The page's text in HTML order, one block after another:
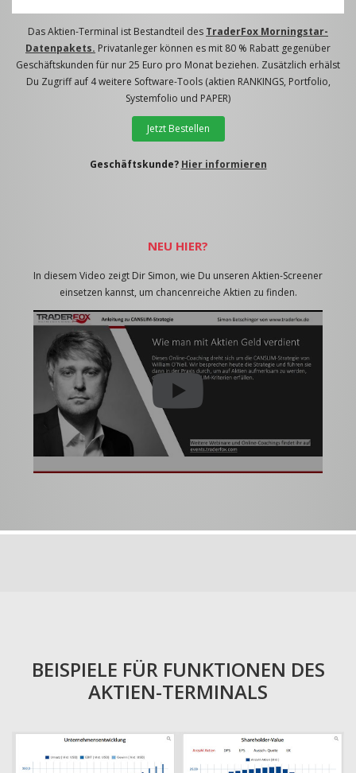
Das Aktien-Terminal ist Bestandteil des TraderFox Morningstar-
Datenpakets. Privatanleger können es mit 80 % Rabatt gegenüber
Geschäftskunden für nur 25 Euro pro Monat beziehen. Zusätzlich erhälst
Du Zugriff auf 4 weitere Software-Tools (aktien RANKINGS, Portfolio,
Systemfolio und PAPER)
Jetzt Bestellen
Geschäftskunde? Hier informieren
NEU HIER?
In diesem Video zeigt Dir Simon, wie Du unseren Aktien-Screener
einsetzen kannst, um chancenreiche Aktien zu finden.
BEISPIELE FÜR FUNKTIONEN DES
AKTIEN-TERMINALS